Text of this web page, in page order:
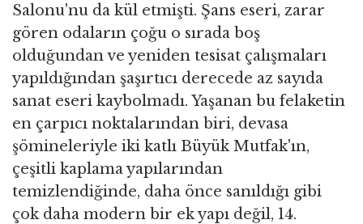
Salonu'nu da kül etmişti. Şans eseri, zarar
gören odaların çoğu o sırada boş
olduğundan ve yeniden tesisat çalışmaları
yapıldığından şaşırtıcı derecede az sayıda
sanat eseri kaybolmadı. Yaşanan bu felaketin
en çarpıcı noktalarından biri, devasa
şömineleriyle iki katlı Büyük Mutfak'ın,
çeşitli kaplama yapılarından
temizlendiğinde, daha önce sanıldığı gibi
çok daha modern bir ek yapı değil, 14.